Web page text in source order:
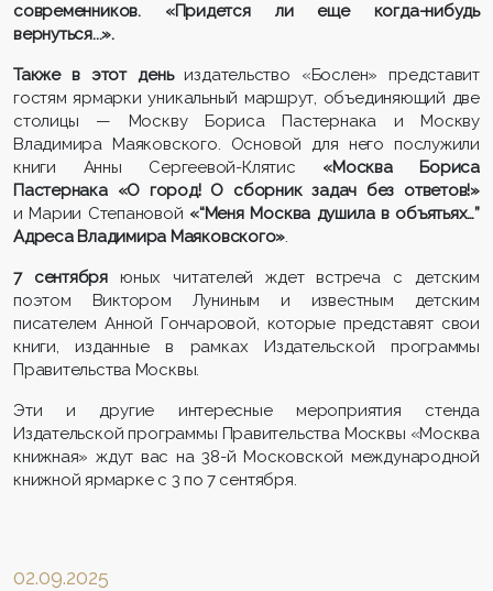
современников. «Придется ли еще когда-нибудь
вернуться...».
Также в этот деньиздательство «Бослен» представит
гостям ярмарки уникальный маршрут, объединяющий две
столицы — Москву Бориса Пастернака и Москву
Владимира Маяковского. Основой для него послужили
книги Анны Сергеевой-Клятис «Москва Бориса
Пастернака «О город! О сборник задач без ответов!»
и Марии Степановой «“Меня Москва душила в объятьях…”
Адреса Владимира Маяковского».
7 сентябряюных читателей ждет встреча с детским
поэтом
Виктором Луниным и известным детским
писателем Анной Гончаровой, которые представят свои
книги, изданные в рамках Издательской программы
Правительства Москвы.
Эти и другие интересные мероприятия стенда
Издательской программы Правительства Москвы «Москва
книжная» ждут вас на 38-й Московской международной
книжной ярмарке с 3 по 7 сентября.
02.09.2025